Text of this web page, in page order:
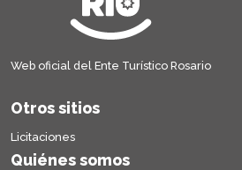
Web oficial del Ente Turístico Rosario
Otros sitios
Licitaciones
Quiénes somos